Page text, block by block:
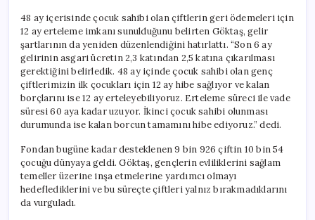
48 ay içerisinde çocuk sahibi olan çiftlerin geri ödemeleri için
12 ay erteleme imkanı sunulduğunu belirten Göktaş, gelir
şartlarının da yeniden düzenlendiğini hatırlattı. “Son 6 ay
gelirinin asgari ücretin 2,3 katından 2,5 katına çıkarılması
gerektiğini belirledik. 48 ay içinde çocuk sahibi olan genç
çiftlerimizin ilk çocukları için 12 ay hibe sağlıyor ve kalan
borçlarını ise 12 ay erteleyebiliyoruz. Erteleme süreci ile vade
süresi 60 aya kadar uzuyor. İkinci çocuk sahibi olunması
durumunda ise kalan borcun tamamını hibe ediyoruz.” dedi.
Fondan bugüne kadar desteklenen 9 bin 926 çiftin 10 bin 54
çocuğu dünyaya geldi. Göktaş, gençlerin evliliklerini sağlam
temeller üzerine inşa etmelerine yardımcı olmayı
hedeflediklerini ve bu süreçte çiftleri yalnız bırakmadıklarını
da vurguladı.